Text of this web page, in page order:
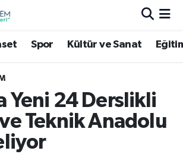
Spor Kültür ve Sanat
Yeni 24 Derslikli
Teknik Anadolu
Durumu ve Fikstür